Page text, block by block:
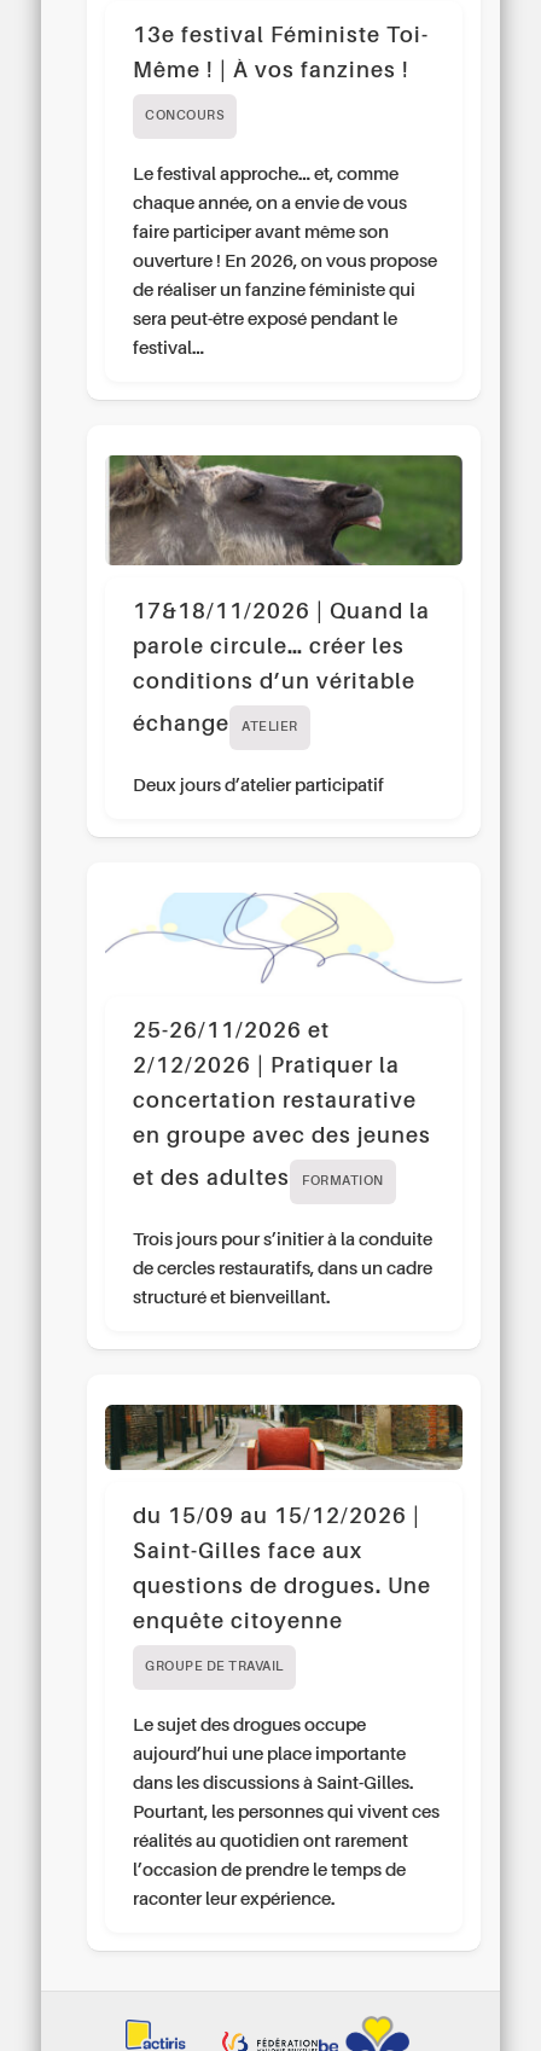
13e festival Féministe Toi-
Même ! | À vos fanzines !
CONCOURS
Le festival approche… et, comme
chaque année, on a envie de vous
faire participer avant même son
ouverture ! En 2026, on vous propose
de réaliser un fanzine féministe qui
sera peut-être exposé pendant le
festival…
17&18/11/2026 | Quand la
parole circule… créer les
conditions d’un véritable
échange
ATELIER
Deux jours d’atelier participatif
25-26/11/2026 et
2/12/2026 | Pratiquer la
concertation restaurative
en groupe avec des jeunes
et des adultes
FORMATION
Trois jours pour s’initier à la conduite
de cercles restauratifs, dans un cadre
structuré et bienveillant.
du 15/09 au 15/12/2026 |
Saint-Gilles face aux
questions de drogues. Une
enquête citoyenne
GROUPE DE TRAVAIL
Le sujet des drogues occupe
aujourd’hui une place importante
dans les discussions à Saint-Gilles.
Pourtant, les personnes qui vivent ces
réalités au quotidien ont rarement
l’occasion de prendre le temps de
raconter leur expérience.